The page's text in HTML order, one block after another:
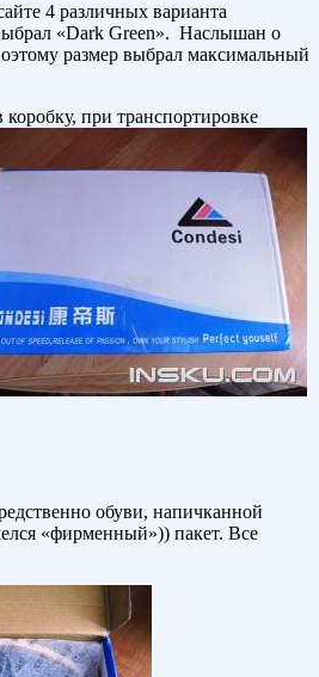
4 различных варианта
«Dark Green». Наслышан о
размер выбрал максимальный
при транспортировке
обуви, напичканной
«фирменный»)) пакет. Все